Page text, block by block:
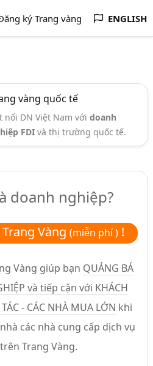
ký Trang vàng ENGLISH
vàng quốc tế
nối DN Việt Nam vớidoanh
FDI và thị trường quốc tế.
doanh nghiệp?
Vàng(miễn phí ) !
Vàng giúp bạn QUẢNG BÁ
và tiếp cận với KHÁCH
- CÁC NHÀ MUA LỚN khi
các nhà cung cấp dịch vụ
trên Trang Vàng.